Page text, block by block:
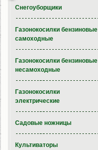
Снегоуборщики
Газонокосилки бензиновые
самоходные
Газонокосилки бензиновые
несамоходные
Газонокосилки
электрические
Садовые ножницы
Культиваторы